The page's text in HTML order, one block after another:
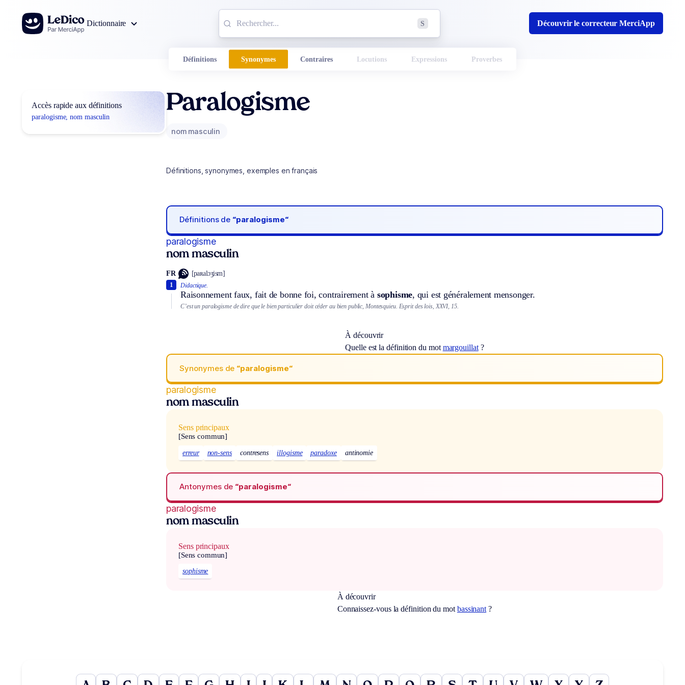
Aller au contenu
Dictionnaire
S Découvrir le correcteur MerciApp
Définitions Synonymes Contraires Locutions Expressions Proverbes
Accès rapide aux définitions
paralogisme, nom masculin
Paralogisme
nom masculin
Définitions, synonymes, exemples en français
Définitions de “paralogisme“
paralogisme
nom masculin
FR [paʀalɔʒism]
Didactique.
Raisonnement faux, fait de bonne foi, contrairement à sophisme, qui est généralement mensonger.
1
C’est un paralogisme de dire que le bien particulier doit céder au bien public, Montesquieu. Esprit des lois, XXVI, 15.
À découvrir
Quelle est la définition du mot margouillat?
Synonymes de “paralogisme“
paralogisme
nom masculin
Sens principaux
[Sens commun]
erreur non-sens contresens illogisme paradoxe antinomie
Antonymes de “paralogisme“
paralogisme
nom masculin
Sens principaux
[Sens commun]
sophisme
À découvrir
Connaissez-vous la définition du mot bassinant ?